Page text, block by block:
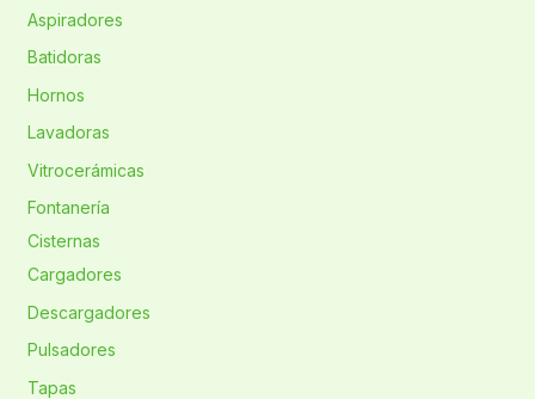
Aspiradores
Batidoras
Hornos
Lavadoras
Vitrocerámicas
Fontanería
Cisternas
Cargadores
Descargadores
Pulsadores
Tapas